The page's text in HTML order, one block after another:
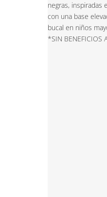
negras, inspiradas
con una base
bucal en niños
*SIN BENEFICIOS